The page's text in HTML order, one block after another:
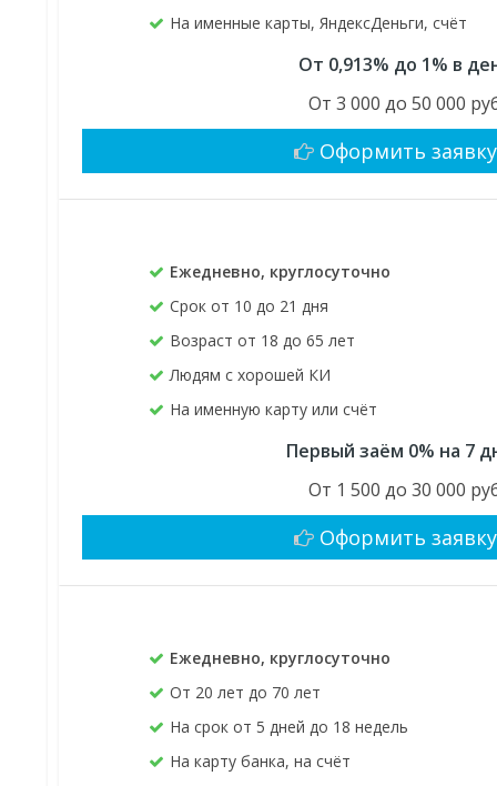
На именные карты, ЯндексДеньги, счёт
От 0,913% до 1% в
От 3 000 до 50 000
Оформить заявку
Ежедневно, круглосуточно
Срок от 10 до 21 дня
Возраст от 18 до 65 лет
Людям с хорошей КИ
На именную карту или счёт
Первый заём 0% на 7
От 1 500 до 30 000
Оформить заявку
Ежедневно, круглосуточно
От 20 лет до 70 лет
На срок от 5 дней до 18 недель
На карту банка, на счёт